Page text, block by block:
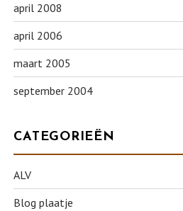
april 2008
april 2006
maart 2005
september 2004
CATEGORIEËN
ALV
Blog plaatje